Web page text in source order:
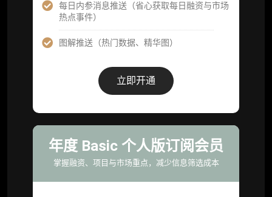
每日内参消息推送（省心获取每日融资与市场
热点事件）
图解推送（热门数据、精华图）
立即开通
年度 Basic 个人版订阅会员
掌握融资、项目与市场重点，减少信息筛选成本
企业多账号 (3 席位，若需增加席位请联系客
服)
提供一页纸格局图、机构视角附录、结构化数
据集与定向持续追踪数据库，将研报内容沉淀
为可复用、可复核、可持续追踪的机构级研究
定制化研究服务（1次，课题/选题经审核通过
后，由业内享有盛誉的研究团队为你开展专项
研究，并交付一份完整研究报告）
及研究方向预告，提前了解核心观察变量与后